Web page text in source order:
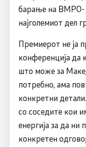
барање на ВМРО-
најголемиот дел
Премиерот не ја
конференција да
што може за
потребно, ама
конкретни
со соседите кои
енергија за да
конкретен